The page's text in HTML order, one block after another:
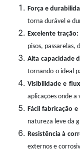
Força e
torna durável e
Excelente tração:
pisos, passarelas,
Alta capacidade
tornando-o ideal
Visibilidade e
aplicações onde
Fácil fabricação
natureza leve da
Resistência à
externos e